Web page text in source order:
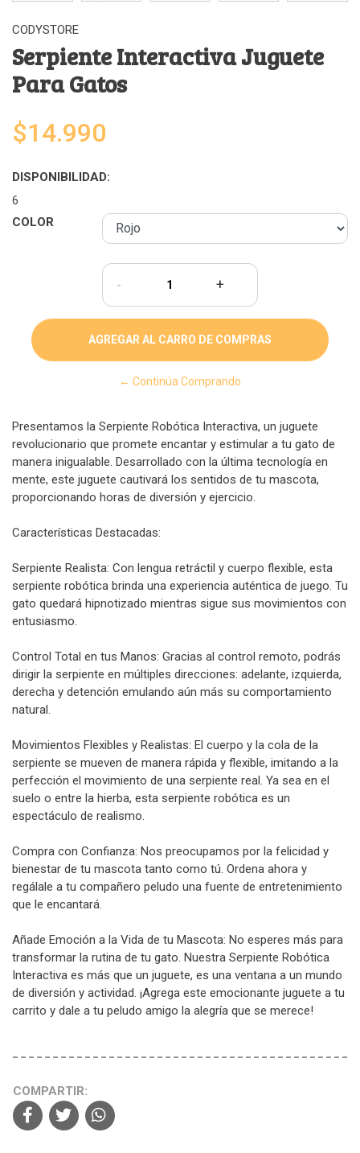
CODYSTORE
Serpiente Interactiva Juguete
Para Gatos
$14.990
DISPONIBILIDAD:
6
COLOR
- +
← Continúa Comprando
Presentamos la Serpiente Robótica Interactiva, un juguete
revolucionario que promete encantar y estimular a tu gato de
manera inigualable. Desarrollado con la última tecnología en
mente, este juguete cautivará los sentidos de tu mascota,
proporcionando horas de diversión y ejercicio.
Características Destacadas:
Serpiente Realista: Con lengua retráctil y cuerpo flexible, esta
serpiente robótica brinda una experiencia auténtica de juego. Tu
gato quedará hipnotizado mientras sigue sus movimientos con
entusiasmo.
Control Total en tus Manos: Gracias al control remoto, podrás
dirigir la serpiente en múltiples direcciones: adelante, izquierda,
derecha y detención emulando aún más su comportamiento
natural.
Movimientos Flexibles y Realistas: El cuerpo y la cola de la
serpiente se mueven de manera rápida y flexible, imitando a la
perfección el movimiento de una serpiente real. Ya sea en el
suelo o entre la hierba, esta serpiente robótica es un
espectáculo de realismo.
Compra con Confianza: Nos preocupamos por la felicidad y
bienestar de tu mascota tanto como tú. Ordena ahora y
regálale a tu compañero peludo una fuente de entretenimiento
que le encantará.
Añade Emoción a la Vida de tu Mascota: No esperes más para
transformar la rutina de tu gato. Nuestra Serpiente Robótica
Interactiva es más que un juguete, es una ventana a un mundo
de diversión y actividad. ¡Agrega este emocionante juguete a tu
carrito y dale a tu peludo amigo la alegría que se merece!
COMPARTIR: